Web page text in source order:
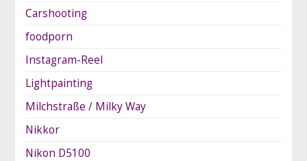
Carshooting
foodporn
Instagram-Reel
Lightpainting
Milchstraße / Milky Way
Nikkor
Nikon D5100